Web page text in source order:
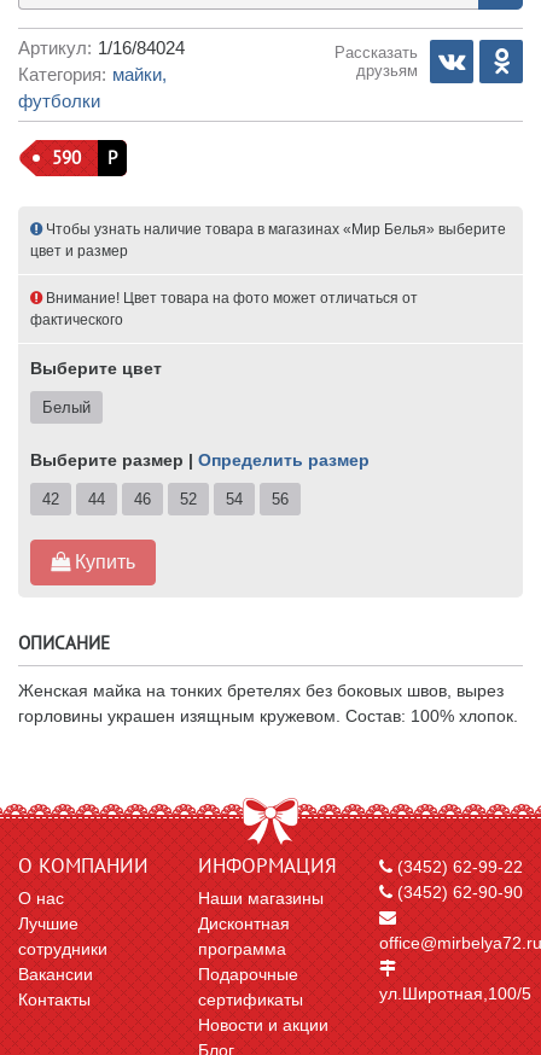
Артикул: 1/16/84024
Категория: майки,
футболки
Рассказать
друзьям
590 Р
Чтобы узнать наличие товара в магазинах «Мир Белья» выберите
цвет и размер
Внимание! Цвет товара на фото может отличаться от
фактического
Выберите цвет
Белый
Выберите размер | Определить размер
42 44 46 52 54 56
Купить
ОПИСАНИЕ
Женская майка на тонких бретелях без боковых швов, вырез
горловины украшен изящным кружевом. Состав: 100% хлопок.
О КОМПАНИИ
О нас
Лучшие
сотрудники
Вакансии
Контакты
ИНФОРМАЦИЯ
Наши магазины
Дисконтная
программа
Подарочные
сертификаты
Новости и акции
Блог
(3452) 62-99-22
(3452) 62-90-90
office@mirbelya72.ru
ул.Широтная,100/5